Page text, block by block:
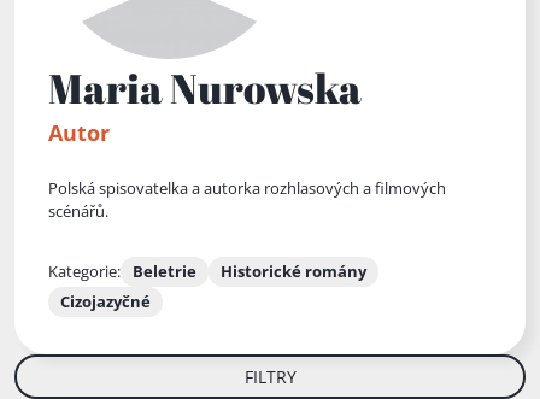
Maria Nurowska
Autor
Polská spisovatelka a autorka rozhlasových a filmových
scénářů.
Kategorie: Beletrie
Historické romány
Cizojazyčné
FILTRY